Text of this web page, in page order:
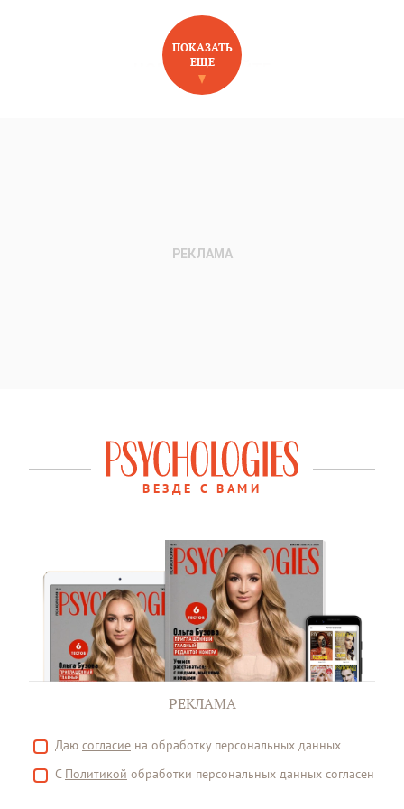
НОВОЕ НА САЙТЕ
ПОКАЗАТЬ
ЕЩЕ
ВЕЗДЕ С ВАМИ
РЕКЛАМА
Даю согласие на обработку персональных данных
С Политикой обработки персональных данных согласен